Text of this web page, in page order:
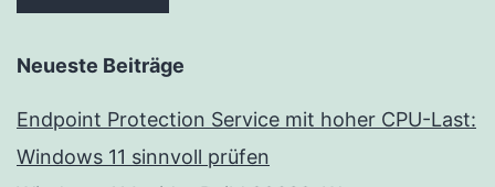
Neueste Beiträge
Endpoint Protection Service mit hoher CPU-Last:
Windows 11 sinnvoll prüfen